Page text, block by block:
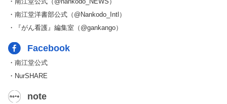
・南江堂洋書部公式（@Nankodo_Intl）
・『がん看護』編集室（@gankango）
Facebook
・南江堂公式
・NurSHARE
note